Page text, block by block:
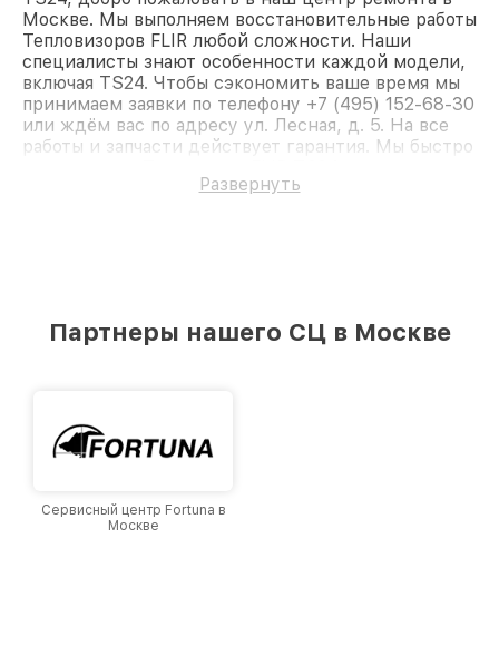
Москве. Мы выполняем восстановительные работы
Тепловизоров FLIR любой сложности. Наши
специалисты знают особенности каждой модели,
включая TS24. Чтобы сэкономить ваше время мы
принимаем заявки по телефону +7 (495) 152-68-30
или ждём вас по адресу ул. Лесная, д. 5. На все
работы и запчасти действует гарантия. Мы быстро
Развернуть
Партнеры нашего СЦ в Москве
Сервисный центр Fortuna в
Москве